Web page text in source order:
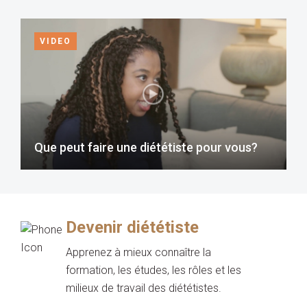
VIDEO
Que peut faire une diététiste pour vous?
Devenir diététiste
Apprenez à mieux connaître la
formation, les études, les rôles et les
milieux de travail des diététistes.